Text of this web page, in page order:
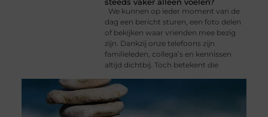
We kunnen op ieder moment van de
dag een bericht sturen, een foto delen
of bekijken waar vrienden mee bezig
zijn. Dankzij onze telefoons zijn
familieleden, collega’s en kennissen
altijd dichtbij. Toch betekent die